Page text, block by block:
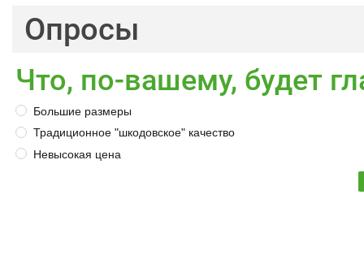
Опросы
Что, по-вашему, будет
Большие размеры
Традиционное "шкодовское" качество
Невысокая цена